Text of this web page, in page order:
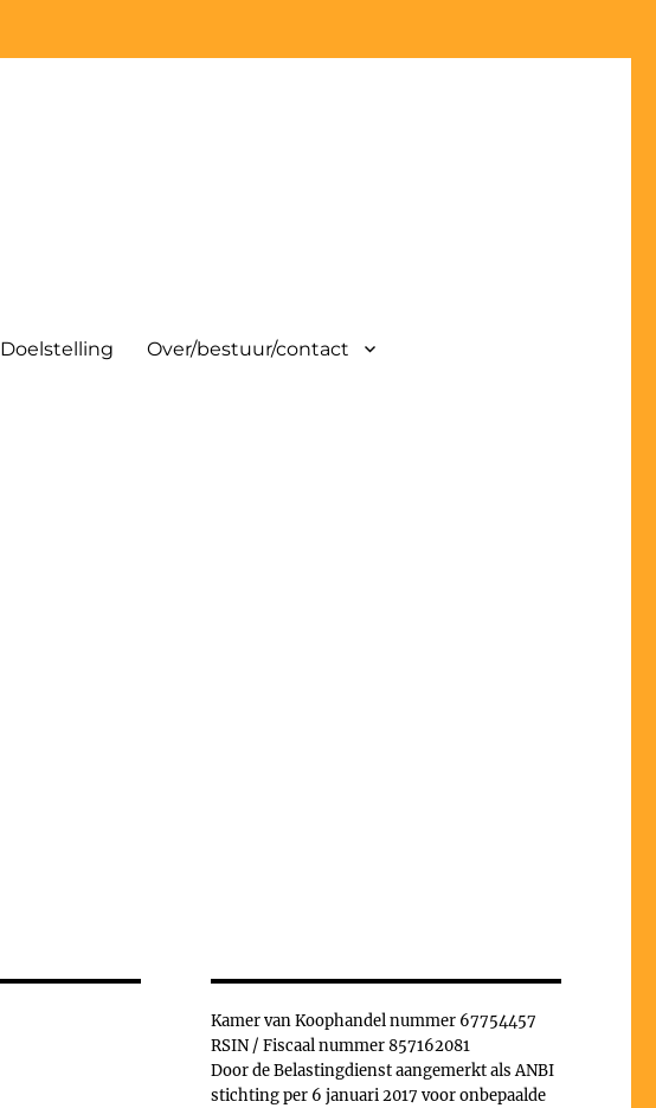
Doelstelling Over/bestuur/contact
Kamer van Koophandel nummer 67754457
RSIN / Fiscaal nummer 857162081
Door de Belastingdienst aangemerkt als ANBI
stichting per 6 januari 2017 voor onbepaalde